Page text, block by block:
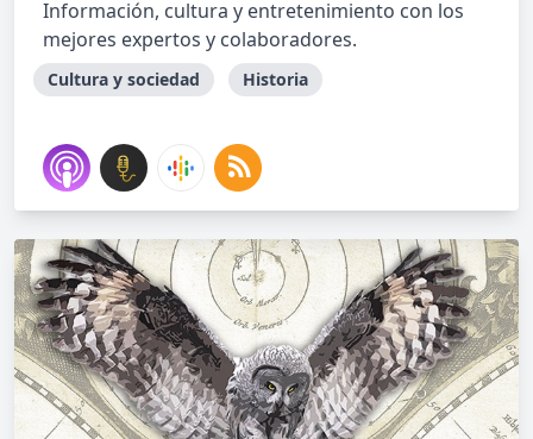
Información, cultura y entretenimiento con los
mejores expertos y colaboradores.
Cultura y sociedad Historia